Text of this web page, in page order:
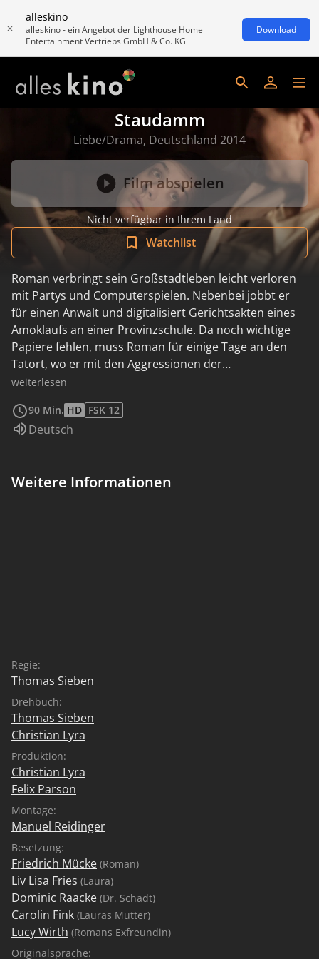
alleskino
alleskino - ein Angebot der Lighthouse Home
Entertainment Vertriebs GmbH & Co. KG
Download
Staudamm
Liebe/Drama, Deutschland 2014
Film abspielen
Nicht verfügbar in Ihrem Land
Watchlist
Roman verbringt sein Großstadtleben leicht verloren
mit Partys und Computerspielen. Nebenbei jobbt er
für einen Anwalt und digitalisiert Gerichtsakten eines
Amoklaufs an einer Provinzschule. Da noch wichtige
Papiere fehlen, muss Roman für einige Tage an den
Tatort, wo er mit den Aggressionen der
traumatisierten Dorfbevölkerung konfrontiert wird.
Amoklauf überlebt hat und die kühlen Fakten aus
Romans Akten Realität werden lässt. Zwischen den
traumatischen Erlebnisse hinter sich zu lassen.
weiterlesen
90 Min. HD FSK 12
Sprache:
Deutsch
Weitere Informationen
Regie:
Thomas Sieben
Drehbuch:
Thomas Sieben
Christian Lyra
Produktion:
Christian Lyra
Felix Parson
Montage:
Manuel Reidinger
Besetzung:
Friedrich Mücke (Roman)
Liv Lisa Fries (Laura)
Dominic Raacke (Dr. Schadt)
Carolin Fink (Lauras Mutter)
Lucy Wirth (Romans Exfreundin)
Originalsprache: